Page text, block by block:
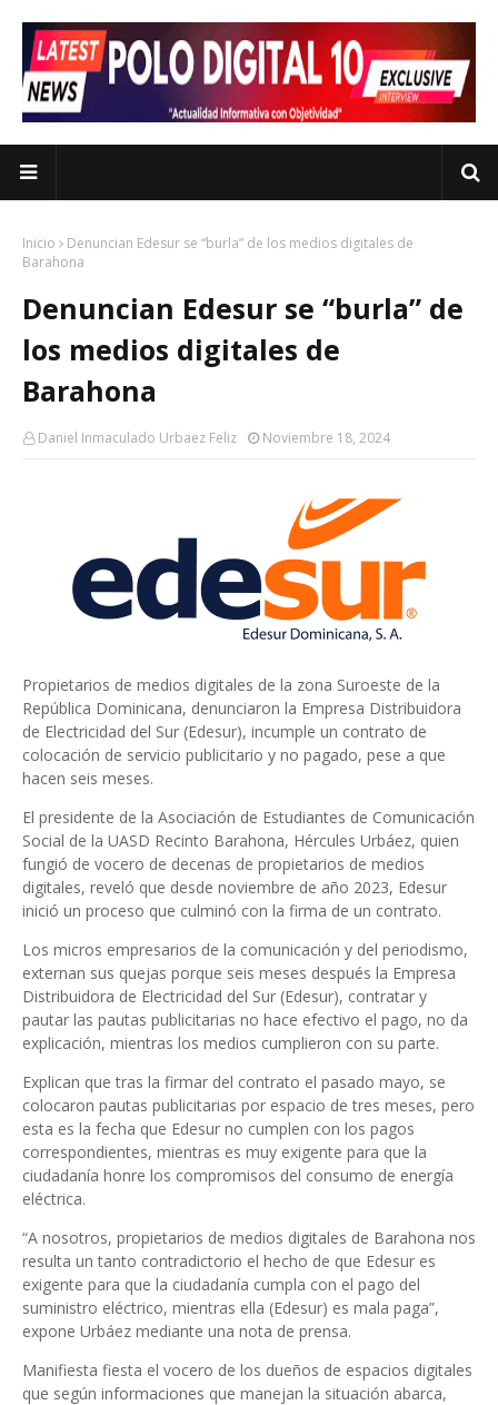
Inicio
Denuncian Edesur se “burla” de los medios digitales de
Barahona
Denuncian Edesur se “burla” de
los medios digitales de
Barahona
Daniel Inmaculado Urbaez Feliz Noviembre 18, 2024
Propietarios de medios digitales de la zona Suroeste de la
República Dominicana, denunciaron la Empresa Distribuidora
de Electricidad del Sur (Edesur), incumple un contrato de
colocación de servicio publicitario y no pagado, pese a que
hacen seis meses.
El presidente de la Asociación de Estudiantes de Comunicación
Social de la UASD Recinto Barahona, Hércules Urbáez, quien
fungió de vocero de decenas de propietarios de medios
digitales, reveló que desde noviembre de año 2023, Edesur
inició un proceso que culminó con la firma de un contrato.
Los micros empresarios de la comunicación y del periodismo,
externan sus quejas porque seis meses después la Empresa
Distribuidora de Electricidad del Sur (Edesur), contratar y
pautar las pautas publicitarias no hace efectivo el pago, no da
explicación, mientras los medios cumplieron con su parte.
Explican que tras la firmar del contrato el pasado mayo, se
colocaron pautas publicitarias por espacio de tres meses, pero
esta es la fecha que Edesur no cumplen con los pagos
correspondientes, mientras es muy exigente para que la
ciudadanía honre los compromisos del consumo de energía
eléctrica.
“A nosotros, propietarios de medios digitales de Barahona nos
resulta un tanto contradictorio el hecho de que Edesur es
exigente para que la ciudadanía cumpla con el pago del
suministro eléctrico, mientras ella (Edesur) es mala paga”,
expone Urbáez mediante una nota de prensa.
Manifiesta fiesta el vocero de los dueños de espacios digitales
que según informaciones que manejan la situación abarca,